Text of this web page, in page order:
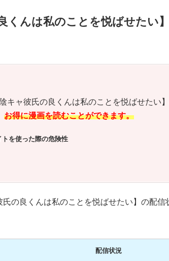
くんは私のことを悦ばせたい
キャ彼氏の良くんは私のことを悦ばせたい
お得に漫画を読むことができます。
を使った際の危険性
の良くんは私のことを悦ばせたい】の配信
配信状況